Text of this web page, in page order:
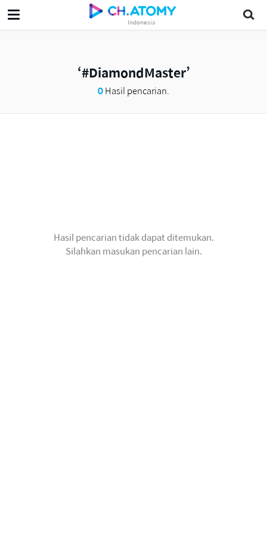
Indonesia
#DiamondMaster
0Hasil pencarian.
Hasil pencarian tidak dapat ditemukan.
Silahkan masukan pencarian lain.